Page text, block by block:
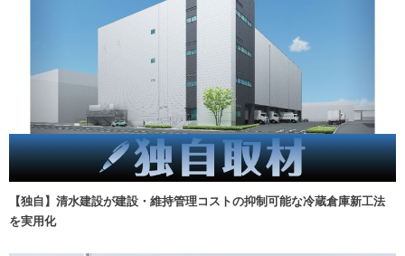
【独自】清水建設が建設・維持管理コストの抑制可能な冷蔵倉庫新工法
を実用化